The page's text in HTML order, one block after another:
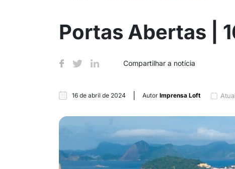
Portas Abertas |
Compartilhar a notícia
16 de abril de 2024 Autor Imprensa Loft